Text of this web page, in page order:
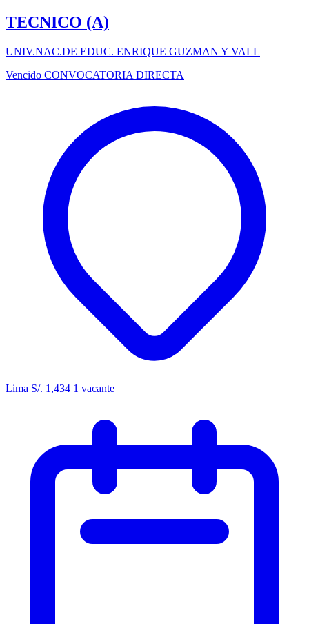
TECNICO (A)
UNIV.NAC.DE EDUC. ENRIQUE GUZMAN Y VALL
Vencido CONVOCATORIA DIRECTA
Lima S/. 1,434 1 vacante